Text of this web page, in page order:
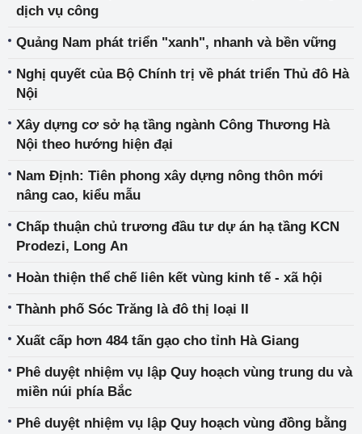
dịch vụ công
Quảng Nam phát triển "xanh", nhanh và bền vững
Nghị quyết của Bộ Chính trị về phát triển Thủ đô Hà
Nội
Xây dựng cơ sở hạ tầng ngành Công Thương Hà
Nội theo hướng hiện đại
Nam Định: Tiên phong xây dựng nông thôn mới
nâng cao, kiểu mẫu
Chấp thuận chủ trương đầu tư dự án hạ tầng KCN
Prodezi, Long An
Hoàn thiện thể chế liên kết vùng kinh tế - xã hội
Thành phố Sóc Trăng là đô thị loại II
Xuất cấp hơn 484 tấn gạo cho tỉnh Hà Giang
Phê duyệt nhiệm vụ lập Quy hoạch vùng trung du và
miền núi phía Bắc
Phê duyệt nhiệm vụ lập Quy hoạch vùng đồng bằng